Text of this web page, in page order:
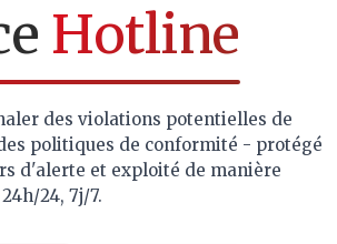
Hotline
des violations potentielles de
politiques de conformité - protégé
d'alerte et exploité de manière
24, 7j/7.